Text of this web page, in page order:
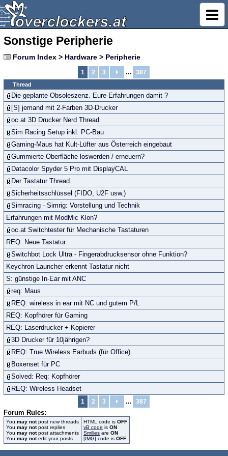
Sonstige Peripherie
Forum Index > Hardware > Peripherie
1 2 3 … 387
Thread
Die geplante Obsoleszenz. Eure Erfahrungen damit ?
[S] jemand mit 2-Farben 3D-Drucker
oc.at 3D Drucker Nerd Thread
Sim Racing Setup inkl. PC-Bau
Gaming-Maus hat Kult-Lüfter aus Österreich eingebaut
Gummierte Oberfläche loswerden / erneuern?
Datacolor Spyder 5 Pro mit DisplayCAL
Der Tastatur Thread
Sicherheitsschlüssel (FIDO, U2F usw.)
Simracing - Simrig: Vorstellung und Technik
Erfahrungen mit ModMic Klon?
oc.at Switchtester für Mechanische Tastaturen
REQ: Neue Tastatur
Switchbot Lock Ultra - Fingerabdrucksensor ohne Funktion?
Keychron Launcher erkennt Tastatur nicht
S: günstige In-Ear mit ANC
req: Maus
REQ: wireless in ear mit NC und gutem P/L
REQ: Kopfhörer für Gaming
REQ: Laserdrucker + Kopierer
3D Drucker für 10jährigen?
REQ: True Wireless Earbuds (für Office)
Boxenset für PC
Solved: Req: Kopfhörer
REQ: Wireless Headset
1 2 3 … 387
Forum Rules:
You may notpost new threads
You may notpost replies
You may notpost attachments
You may notedit your posts
HTML code is OFF
vB code is ON
Smilies are ON
[IMG] code is OFF